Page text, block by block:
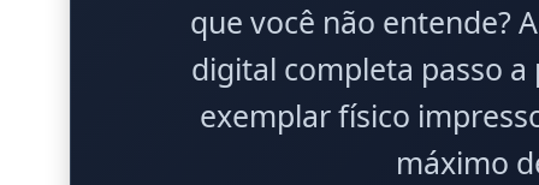
que você não entende?
digital completa passo
exemplar físico
máximo